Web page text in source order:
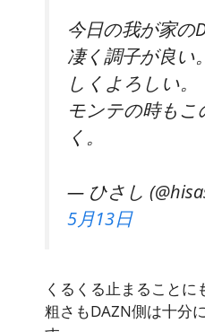
今日の我が家の
凄く調子が良い
しくよろしい。
モンテの時も
く。
— ひさし
5月13日
くるくる止まること
粗さもDAZN側は十分